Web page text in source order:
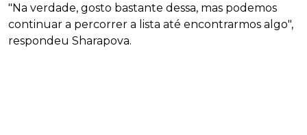
"Na verdade, gosto bastante dessa, mas podemos
continuar a percorrer a lista até encontrarmos algo",
respondeu Sharapova.